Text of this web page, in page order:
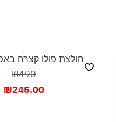
חולצת פולו קצרה
₪490
₪245.00